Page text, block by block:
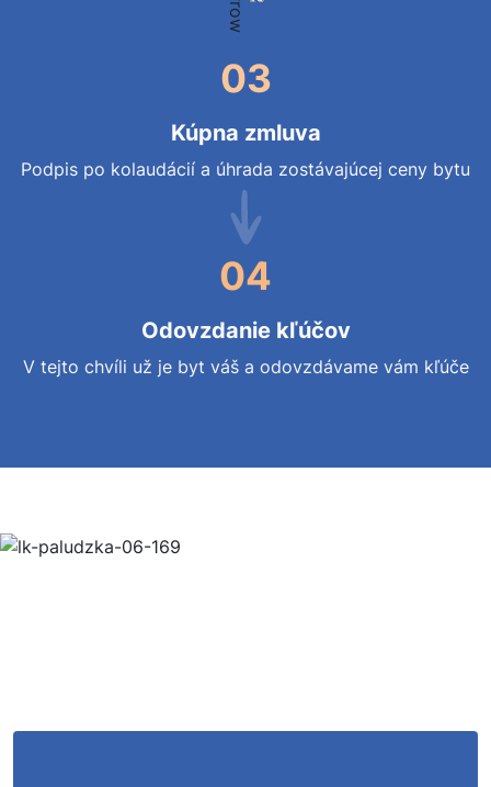
03
Kúpna zmluva
Podpis po kolaudácií a úhrada zostávajúcej ceny bytu
04
Odovzdanie kľúčov
V tejto chvíli už je byt váš a odovzdávame vám kľúče